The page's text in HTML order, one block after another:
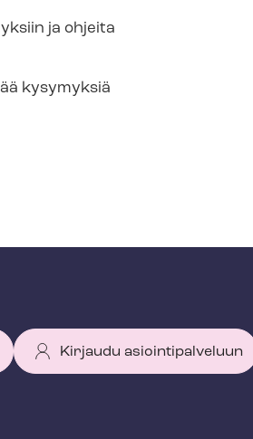
ja ohjeita
kysymyksiä
Kirjaudu asiointipalveluun